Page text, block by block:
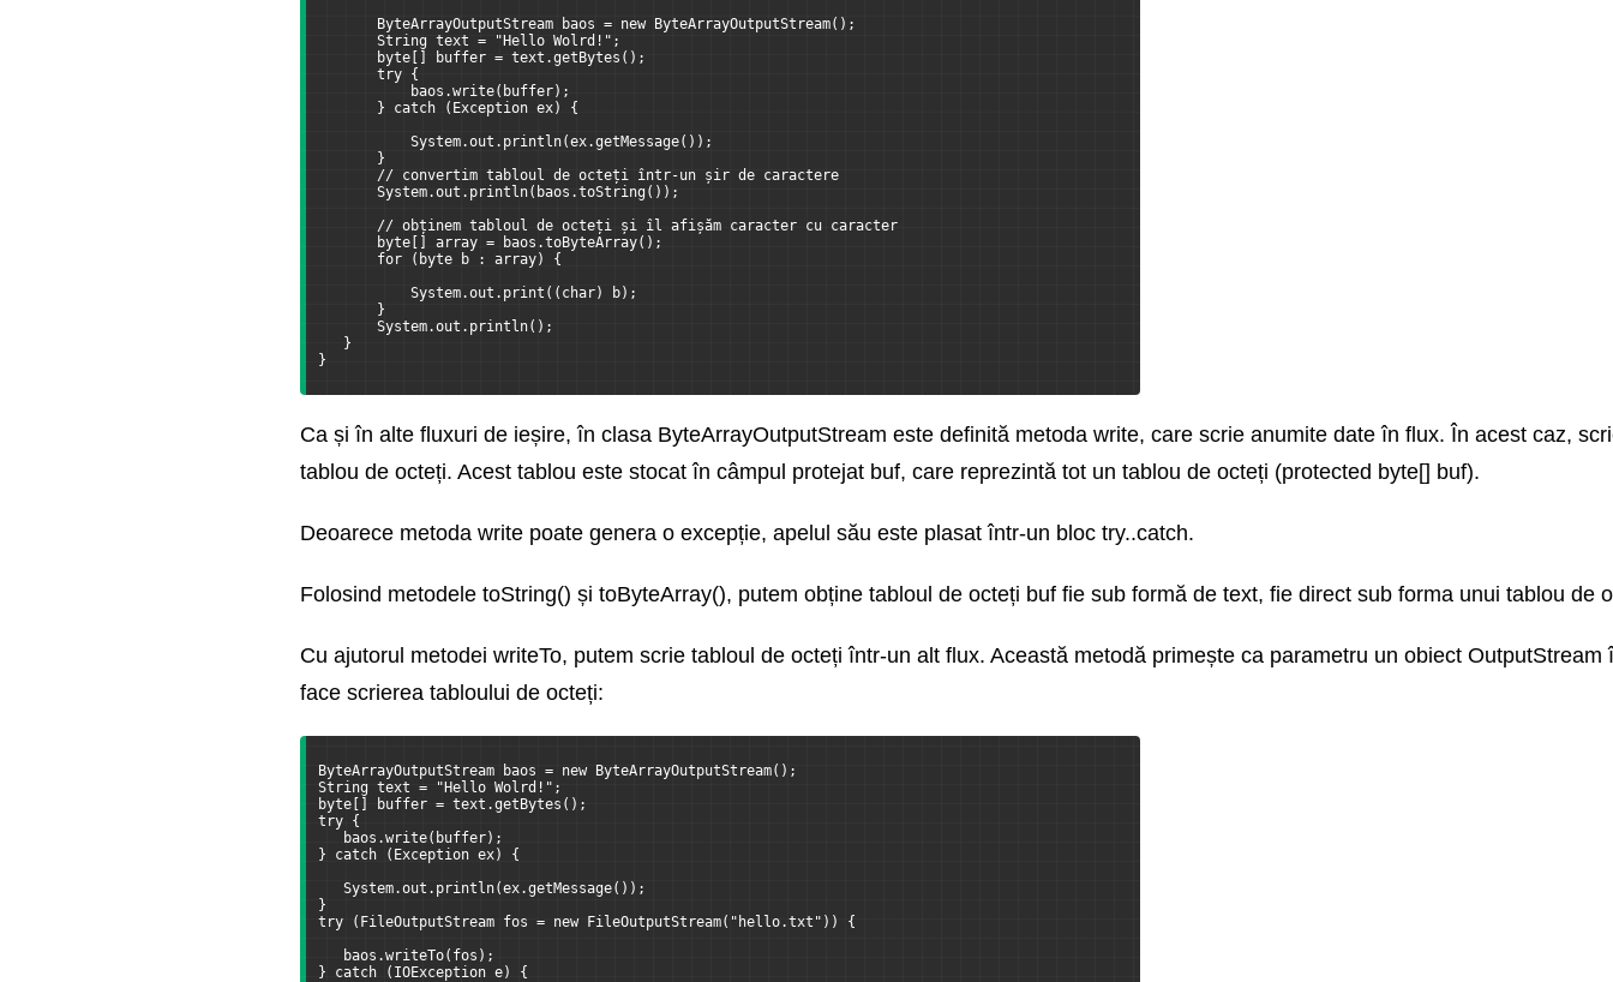
ByteArrayOutputStream baos = new ByteArrayOutputStream();
String text = "Hello Wolrd!";
byte[] buffer = text.getBytes();
try {
baos.write(buffer);
} catch (Exception ex) {
System.out.println(ex.getMessage());
}
// convertim tabloul de octeți într-un șir de caractere
System.out.println(baos.toString());
// obținem tabloul de octeți și îl afișăm caracter cu caracter
byte[] array = baos.toByteArray();
for (byte b : array) {
System.out.print((char) b);
}
System.out.println();
}
}
Ca și în alte fluxuri de ieșire, în clasa ByteArrayOutputStream este definită metoda write, care scrie anumite date în flux. În acest caz,
tablou de octeți. Acest tablou este stocat în câmpul protejat buf, care reprezintă tot un tablou de octeți (protected byte[] buf).
Deoarece metoda write poate genera o excepție, apelul său este plasat într-un bloc try..catch.
Folosind metodele toString() și toByteArray(), putem obține tabloul de octeți buf fie sub formă de text, fie direct sub forma unui tablou de
Cu ajutorul metodei writeTo, putem scrie tabloul de octeți într-un alt flux. Această metodă primește ca parametru un obiect OutputStream
face scrierea tabloului de octeți:
ByteArrayOutputStream baos = new ByteArrayOutputStream();
String text = "Hello Wolrd!";
byte[] buffer = text.getBytes();
try {
baos.write(buffer);
} catch (Exception ex) {
System.out.println(ex.getMessage());
}
try (FileOutputStream fos = new FileOutputStream("hello.txt")) {
baos.writeTo(fos);
} catch (IOException e) {